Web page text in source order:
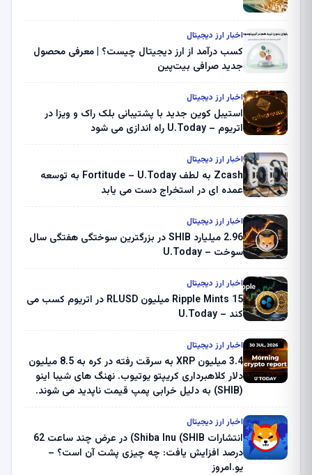
اخبار ارز دیجیتال
کسب درآمد از ارز دیجیتال چیست؟ | معرفی محصول
جدید صرافی بیت‌پین
اخبار ارز دیجیتال
استیبل کوین جدید با پشتیبانی بلک راک و ویزا در
اتریوم – U.Today راه اندازی می شود
اخبار ارز دیجیتال
Zcash به لطف Fortitude – U.Today به توسعه
عمده ای در استخراج دست می یابد
اخبار ارز دیجیتال
2.96 میلیارد SHIB در بزرگترین سوختگی هفتگی سال
سوخت – U.Today
اخبار ارز دیجیتال
Ripple Mints 15 میلیون RLUSD در اتریوم کسب می
کند – U.Today
اخبار ارز دیجیتال
3.4 میلیون XRP به سرقت رفته در کره به 8.5 میلیون
دلار کلاهبرداری کریپتو یوتیوب. نهنگ های شیبا اینو
(SHIB) به دلیل خرابی پمپ قیمت ناپدید می شوند.
ثبت کرد – گزارش کریپتو صبح – U.Today
اخبار ارز دیجیتال
انتشارات Shiba Inu (SHIB) در عرض چند ساعت 62
درصد افزایش یافت: چه چیزی پشت آن است؟ –
یو.امروز